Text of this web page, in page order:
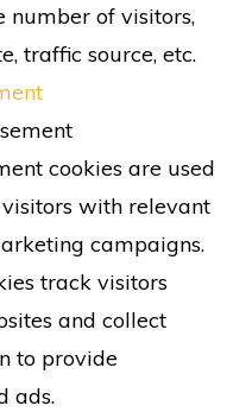
number of visitors,
traffic source, etc.
cookies are used
with relevant
campaigns.
track visitors
and collect
to provide
ads.